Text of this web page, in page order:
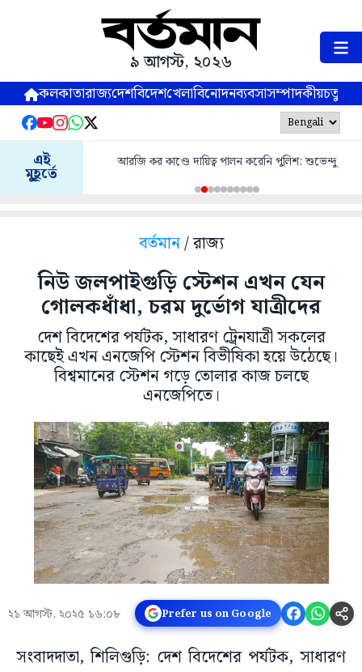
৯ আগস্ট, ২০২৬
কলকাতারাজ্যদেশবিদেশখেলাবিনোদনব্যবসাসম্পাদকীয়
এই
মুহূর্তে
আরজি কর কাণ্ডে দায়িত্ব পালন করেনি পুলিশ: শুভেন্দু
বর্তমান/ রাজ্য
নিউ জলপাইগুড়ি স্টেশন এখন যেন
গোলকধাঁধা, চরম দুর্ভোগ যাত্রীদের
দেশ বিদেশের পর্যটক, সাধারণ ট্রেনযাত্রী সকলের
কাছেই এখন এনজেপি স্টেশন বিভীষিকা হয়ে উঠেছে।
বিশ্বমানের স্টেশন গড়ে তোলার কাজ চলছে
এনজেপিতে।
২১ আগস্ট, ২০২৫ ১৬:০৮ Prefer us on Google
সংবাদদাতা, শিলিগুড়ি: দেশ বিদেশের পর্যটক, সাধারণ